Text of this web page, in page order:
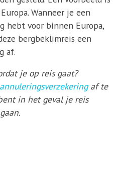
Wanneer je een
hebt voor binnen Europa,
bergbeklimreis een
af.
je op reis gaat?
annuleringsverzekeringaf te
in het geval je reis